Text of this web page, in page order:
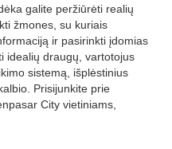
galite peržiūrėti realių
žmones, su kuriais
ir pasirinkti įdomias
idealių draugų, vartotojus
sistemą, išplėstinius
Prisijunkite prie
City vietiniams,